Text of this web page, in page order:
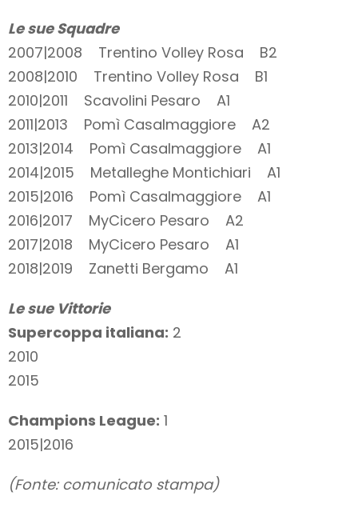
Le sue Squadre
2007|2008 Trentino Volley Rosa B2
2008|2010 Trentino Volley Rosa B1
2010|2011 Scavolini Pesaro A1
2011|2013 Pomì Casalmaggiore A2
2013|2014 Pomì Casalmaggiore A1
2014|2015 Metalleghe Montichiari A1
2015|2016 Pomì Casalmaggiore A1
2016|2017 MyCicero Pesaro A2
2017|2018 MyCicero Pesaro A1
2018|2019 Zanetti Bergamo A1
Le sue Vittorie
Supercoppa italiana: 2
2010
2015
Champions League: 1
2015|2016
(Fonte: comunicato stampa)